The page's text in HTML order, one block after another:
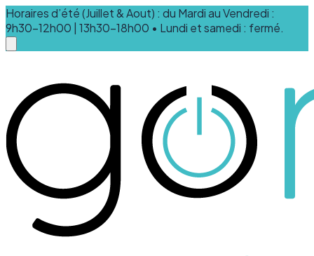
Horaires d’été (Juillet & Aout) : du Mardi au Vendredi :
9h30-12h00 | 13h30-18h00 • Lundi et samedi : fermé.